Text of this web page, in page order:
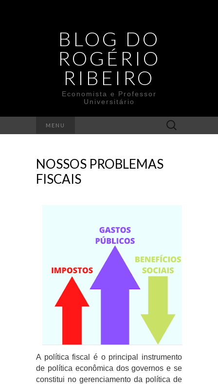
BLOG DO
ROGÉRIO
RIBEIRO
Economista e Professor
Universitário
MENU
Search
for:
NOSSOS PROBLEMAS
FISCAIS
A política fiscal é o principal instrumento
de política econômica dos governos e se
constitui no gerenciamento da política de